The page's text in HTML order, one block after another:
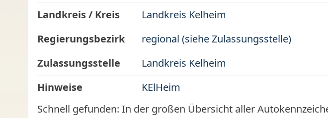
Landkreis / Kreis
Landkreis Kelheim
Regierungsbezirk
regional (siehe Zulassungsstelle)
Zulassungsstelle
Landkreis Kelheim
Hinweise
KElHeim
Schnell gefunden: In der großen Übersicht aller